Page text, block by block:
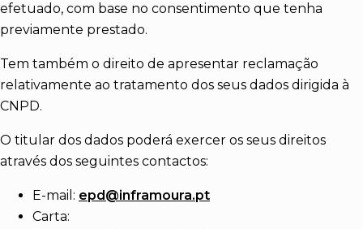
efetuado, com base no consentimento que tenha
previamente prestado.
Tem também o direito de apresentar reclamação
relativamente ao tratamento dos seus dados dirigida à
CNPD.
O titular dos dados poderá exercer os seus direitos
através dos seguintes contactos:
E-mail: epd@inframoura.pt
Carta: